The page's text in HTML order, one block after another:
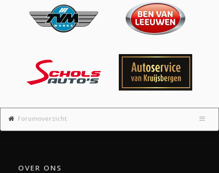
Forumoverzicht
OVER ONS